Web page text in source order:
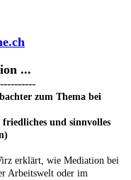
...
zum Thema bei
und sinnvolles
erklärt, wie Mediation bei
Arbeitswelt oder im